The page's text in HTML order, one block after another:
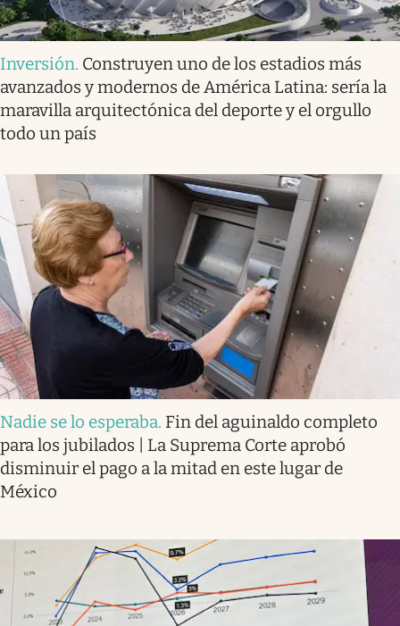
Inversión. Construyen uno de los estadios más
avanzados y modernos de América Latina: sería la
maravilla arquitectónica del deporte y el orgullo
todo un país
Nadie se lo esperaba. Fin del aguinaldo completo
para los jubilados | La Suprema Corte aprobó
disminuir el pago a la mitad en este lugar de
México